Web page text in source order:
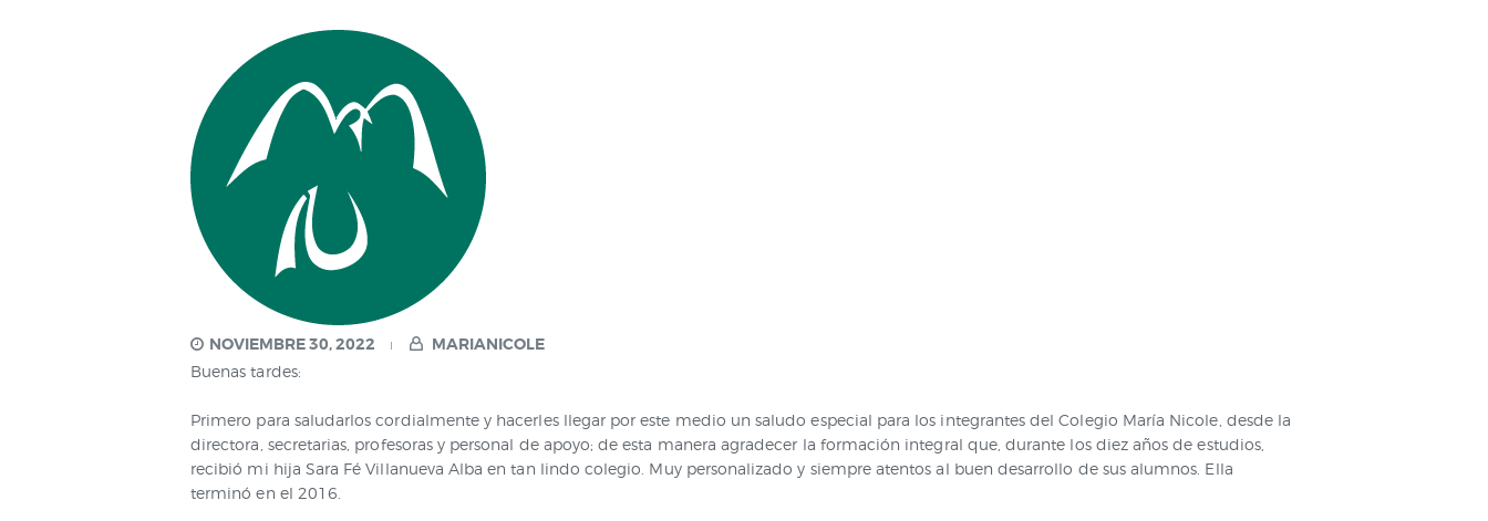
NOVIEMBRE 30, 2022 MARIANICOLE
Buenas tardes:
Primero para saludarlos cordialmente y hacerles llegar por este medio un saludo especial para los integrantes del Colegio María Nicole, desde la
directora, secretarias, profesoras y personal de apoyo; de esta manera agradecer la formación integral que, durante los diez años de estudios,
recibió mi hija Sara Fé Villanueva Alba en tan lindo colegio. Muy personalizado y siempre atentos al buen desarrollo de sus alumnos. Ella
terminó en el 2016.